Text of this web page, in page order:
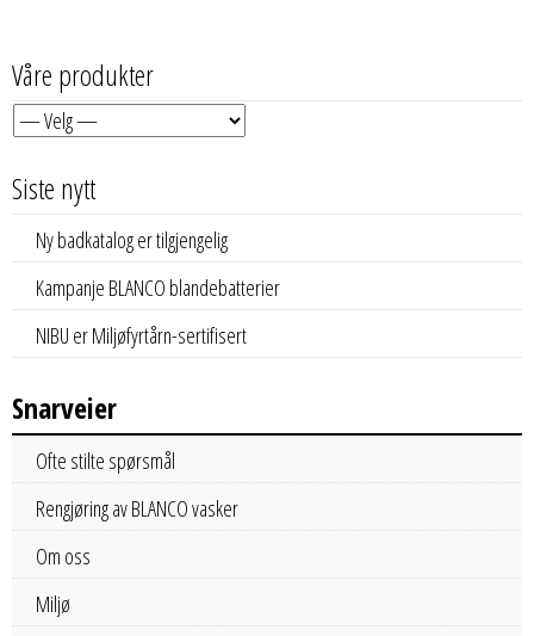
Våre produkter
Siste nytt
Ny badkatalog er tilgjengelig
Kampanje BLANCO blandebatterier
NIBU er Miljøfyrtårn-sertifisert
Snarveier
Ofte stilte spørsmål
Rengjøring av BLANCO vasker
Om oss
Miljø